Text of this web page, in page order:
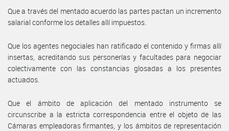
Que a través del mentado acuerdo las partes pactan un incremento
salarial conforme los detalles allí impuestos.
Que los agentes negociales han ratificado el contenido y firmas allí
insertas, acreditando sus personerías y facultades para negociar
colectivamente con las constancias glosadas a los presentes
actuados.
Que el ámbito de aplicación del mentado instrumento se
circunscribe a la estricta correspondencia entre el objeto de las
Cámaras empleadoras firmantes, y los ámbitos de representación